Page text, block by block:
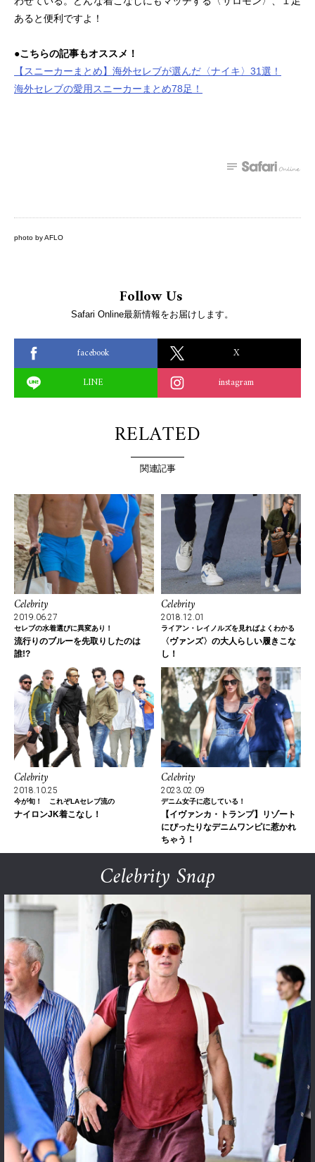
あると便利ですよ！
●こちらの記事もオススメ！
【スニーカーまとめ】海外セレブが選んだ〈ナイキ〉31選！
海外セレブの愛用スニーカーまとめ78足！
photo by AFLO
Follow Us
Safari Online最新情報をお届けします。
facebook
X
LINE
instagram
RELATED
関連記事
Celebrity
2019.06.27
セレブの水着選びに異変あり！
流行りのブルーを先取りしたのは
誰!?
Celebrity
2018.12.01
ライアン・レイノルズを見ればよくわかる
〈ヴァンズ〉の大人らしい履きこな
し！
Celebrity
2018.10.25
今が旬！ これぞLAセレブ流の
ナイロンJK着こなし！
Celebrity
2023.02.09
デニム女子に恋している！
【イヴァンカ・トランプ】リゾート
にぴったりなデニムワンピに惹かれ
ちゃう！
Celebrity Snap